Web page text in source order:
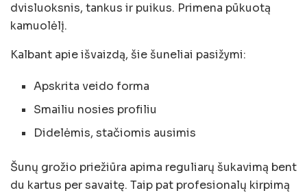
dvisluoksnis, tankus ir puikus. Primena pūkuotą
kamuolėlį.
Kalbant apie išvaizdą, šie šuneliai pasižymi:
Apskrita veido forma
Smailiu nosies profiliu
Didelėmis, stačiomis ausimis
Šunų grožio priežiūra apima reguliarų šukavimą bent
du kartus per savaitę. Taip pat profesionalų kirpimą